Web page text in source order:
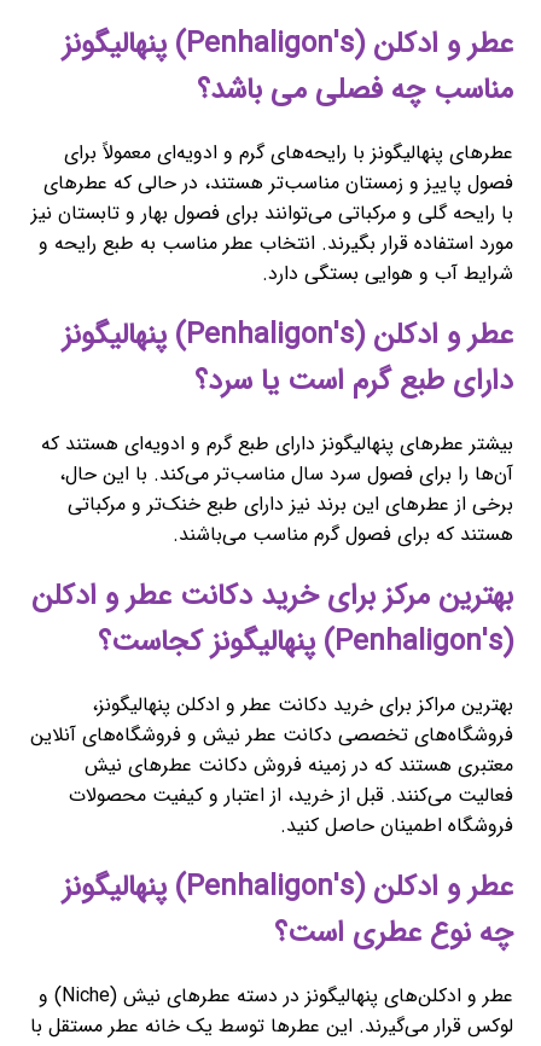
عطر و ادکلن (Penhaligon's) پنهالیگونز
مناسب چه فصلی می باشد؟
عطرهای پنهالیگونز با رایحه‌های گرم و ادویه‌ای معمولاً برای
فصول پاییز و زمستان مناسب‌تر هستند، در حالی که عطرهای
با رایحه گلی و مرکباتی می‌توانند برای فصول بهار و تابستان نیز
مورد استفاده قرار بگیرند. انتخاب عطر مناسب به طبع رایحه و
شرایط آب و هوایی بستگی دارد.
عطر و ادکلن (Penhaligon's) پنهالیگونز
دارای طبع گرم است یا سرد؟
بیشتر عطرهای پنهالیگونز دارای طبع گرم و ادویه‌ای هستند که
آن‌ها را برای فصول سرد سال مناسب‌تر می‌کند. با این حال،
برخی از عطرهای این برند نیز دارای طبع خنک‌تر و مرکباتی
هستند که برای فصول گرم مناسب می‌باشند.
بهترین مرکز برای خرید دکانت عطر و ادکلن
(Penhaligon's) پنهالیگونز کجاست؟
بهترین مراکز برای خرید دکانت عطر و ادکلن پنهالیگونز،
فروشگاه‌های تخصصی دکانت عطر نیش و فروشگاه‌های آنلاین
معتبری هستند که در زمینه فروش دکانت عطرهای نیش
فعالیت می‌کنند. قبل از خرید، از اعتبار و کیفیت محصولات
فروشگاه اطمینان حاصل کنید.
عطر و ادکلن (Penhaligon's) پنهالیگونز
چه نوع عطری است؟
عطر و ادکلن‌های پنهالیگونز در دسته عطرهای نیش (Niche) و
لوکس قرار می‌گیرند. این عطرها توسط یک خانه عطر مستقل با